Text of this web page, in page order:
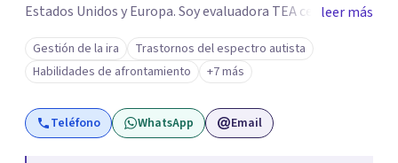
Estados Unidos y Europa. Soy evaluadora TEA certificada
por Weill Cornell Medicine (USA), con especialización en
el método PEERS de la UCLA (Los Angeles) para el
desarrollo de habilidades sociales en personas con TEA.
Formo y superviso colegas que se inician en la profesión y
soy directora de un equipo interdisciplinario de más de 25
leer más
Gestión de la ira
Trastornos del espectro autista
Habilidades de afrontamiento
+7 más
Teléfono WhatsApp Email